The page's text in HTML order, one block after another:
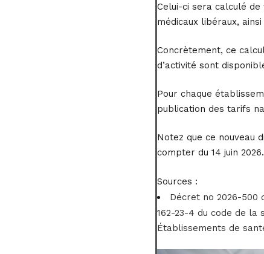
Celui-ci sera calculé
médicaux libéraux,
Concrètement, ce
d’activité sont
Pour chaque
publication des tarifs
Notez que ce nouveau
compter du 14 juin 2026.
Sources :
Décret no 2026-500
162-23-4 du code de la
Établissements de